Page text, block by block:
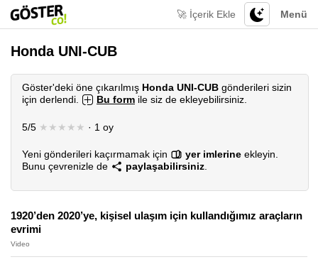
Menü
🚀 İçerik Ekle
Honda UNI-CUB
Göster'deki öne çıkarılmış Honda UNI-CUB gönderileri sizin
için derlendi.
Bu form ile siz de ekleyebilirsiniz.
5/5 ★★★★★ · 1 oy
Yeni gönderileri kaçırmamak için yer imlerine ekleyin.
Bunu çevrenizle de
paylaşabilirsiniz
1920’den 2020’ye, kişisel ulaşım için kullandığımız araçların
evrimi
Video